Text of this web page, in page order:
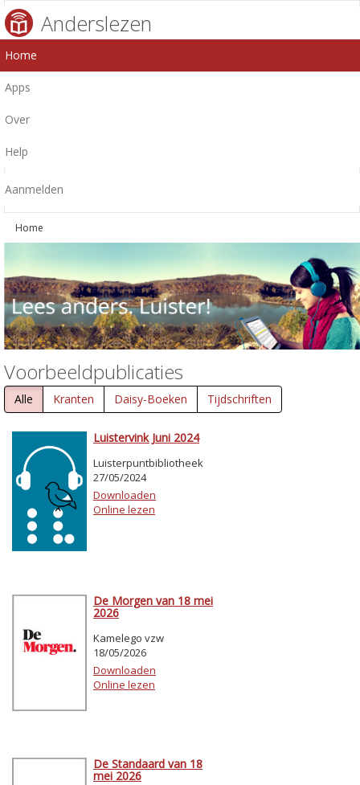
Anderslezen
Home
Apps
Over
Help
Aanmelden
Home
Voorbeeldpublicaties
Alle Kranten Daisy-Boeken Tijdschriften
Luistervink Juni 2024
Luisterpuntbibliotheek
27/05/2024
Downloaden
Online lezen
De Morgen van 18 mei
2026
Kamelego vzw
18/05/2026
Downloaden
Online lezen
De Standaard van 18
mei 2026